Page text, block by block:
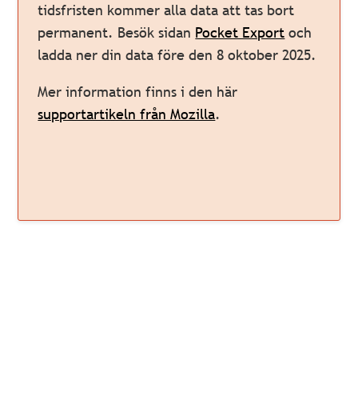
tidsfristen kommer alla data att tas bort
permanent. Besök sidan Pocket Export och
ladda ner din data före den 8 oktober 2025.
Mer information finns i den här
supportartikeln från Mozilla.